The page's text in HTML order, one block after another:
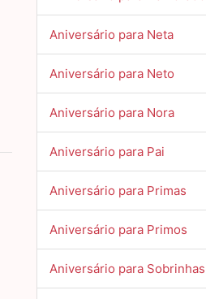
Aniversário para Neta
Aniversário para Neto
Aniversário para Nora
Aniversário para Pai
Aniversário para Primas
Aniversário para Primos
Aniversário para Sobrinhas